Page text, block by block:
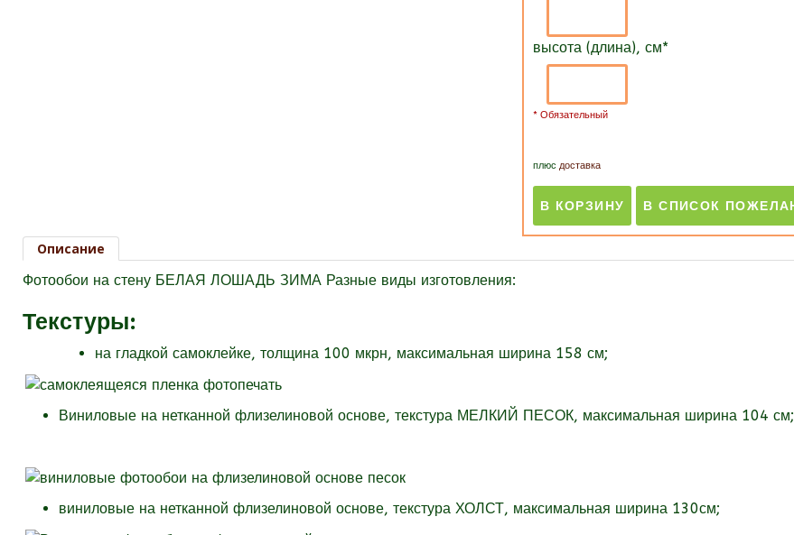
высота (длина), см*
* Обязательный
плюс доставка
Описание
Фотообои на стену БЕЛАЯ ЛОШАДЬ ЗИМА Разные виды изготовления:
Текстуры:
на гладкой самоклейке, толщина 100 мкрн, максимальная ширина 158 см;
Виниловые на нетканной флизелиновой основе, текстура МЕЛКИЙ ПЕСОК, максимальная ширина 104 см;
виниловые на нетканной флизелиновой основе, текстура ХОЛСТ, максимальная ширина 130см;